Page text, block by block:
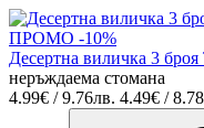
ПРОМО -10%
Десертна виличка 3 броя
неръждаема стомана
4.99€ / 9.76лв. 4.49€ /